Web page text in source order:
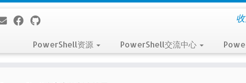
PowerShell资源 PowerShell交流中心